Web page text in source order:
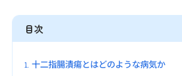
目次
1. 十二指腸潰瘍とはどのような病気か